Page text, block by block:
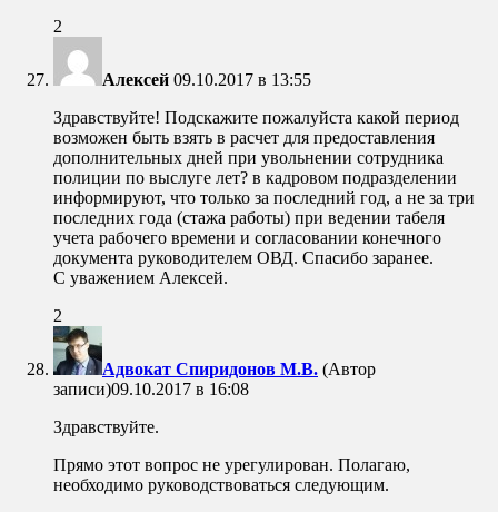
2
Алексей 09.10.2017 в 13:55
Здравствуйте! Подскажите пожалуйста какой период
возможен быть взять в расчет для предоставления
дополнительных дней при увольнении сотрудника
полиции по выслуге лет? в кадровом подразделении
информируют, что только за последний год, а не за три
последних года (стажа работы) при ведении табеля
учета рабочего времени и согласовании конечного
документа руководителем ОВД. Спасибо заранее.
С уважением Алексей.
2
Адвокат Спиридонов М.В. (Автор
записи)09.10.2017 в 16:08
Здравствуйте.
Прямо этот вопрос не урегулирован. Полагаю,
необходимо руководствоваться следующим.